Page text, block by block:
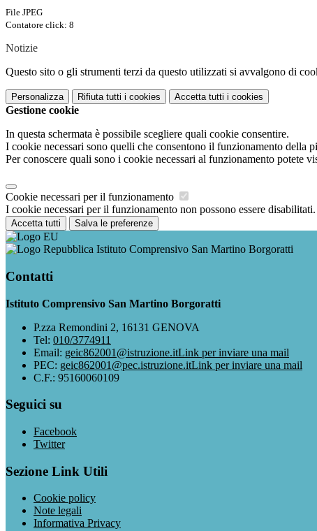
File JPEG
Contatore click: 8
Notizie
Questo sito o gli strumenti terzi da questo utilizzati si avvalgono di
Personalizza Rifiuta tutti i cookies Accetta tutti i cookies
Gestione cookie
In questa schermata è possibile scegliere quali cookie consentire.
I cookie necessari sono quelli che consentono il funzionamento della
Per conoscere quali sono i cookie necessari al funzionamento potete
Cookie necessari per il funzionamento
I cookie necessari per il funzionamento non possono essere
Accetta tutti Salva le preferenze
Istituto Comprensivo San Martino Borgoratti
Contatti
Istituto Comprensivo San Martino Borgoratti
P.zza Remondini 2, 16131 GENOVA
Tel: 010/3774911
Email: geic862001@istruzione.itLink per inviare una mail
PEC: geic862001@pec.istruzione.itLink per inviare una mail
C.F.: 95160060109
Seguici su
Facebook
Twitter
Sezione Link Utili
Cookie policy
Note legali
Informativa Privacy